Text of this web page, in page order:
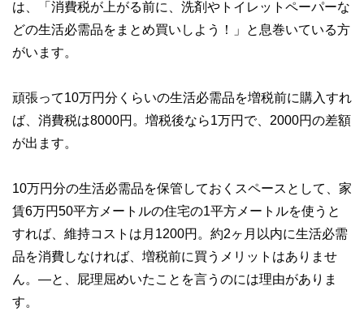
は、「消費税が上がる前に、洗剤やトイレットペーパーな
どの生活必需品をまとめ買いしよう！」と息巻いている方
がいます。
頑張って10万円分くらいの生活必需品を増税前に購入すれ
ば、消費税は8000円。増税後なら1万円で、2000円の差額
が出ます。
10万円分の生活必需品を保管しておくスペースとして、家
賃6万円50平方メートルの住宅の1平方メートルを使うと
すれば、維持コストは月1200円。約2ヶ月以内に生活必需
品を消費しなければ、増税前に買うメリットはありませ
ん。―と、屁理屈めいたことを言うのには理由がありま
す。